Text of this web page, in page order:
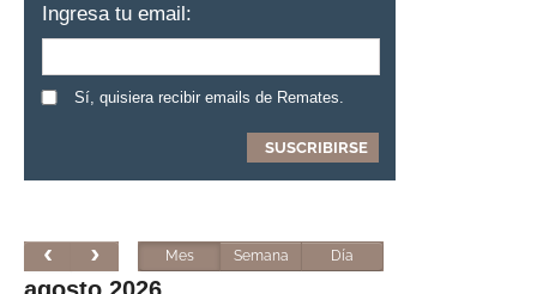
Ingresa tu email:
Sí, quisiera recibir emails de Remates.
Mes Semana Día